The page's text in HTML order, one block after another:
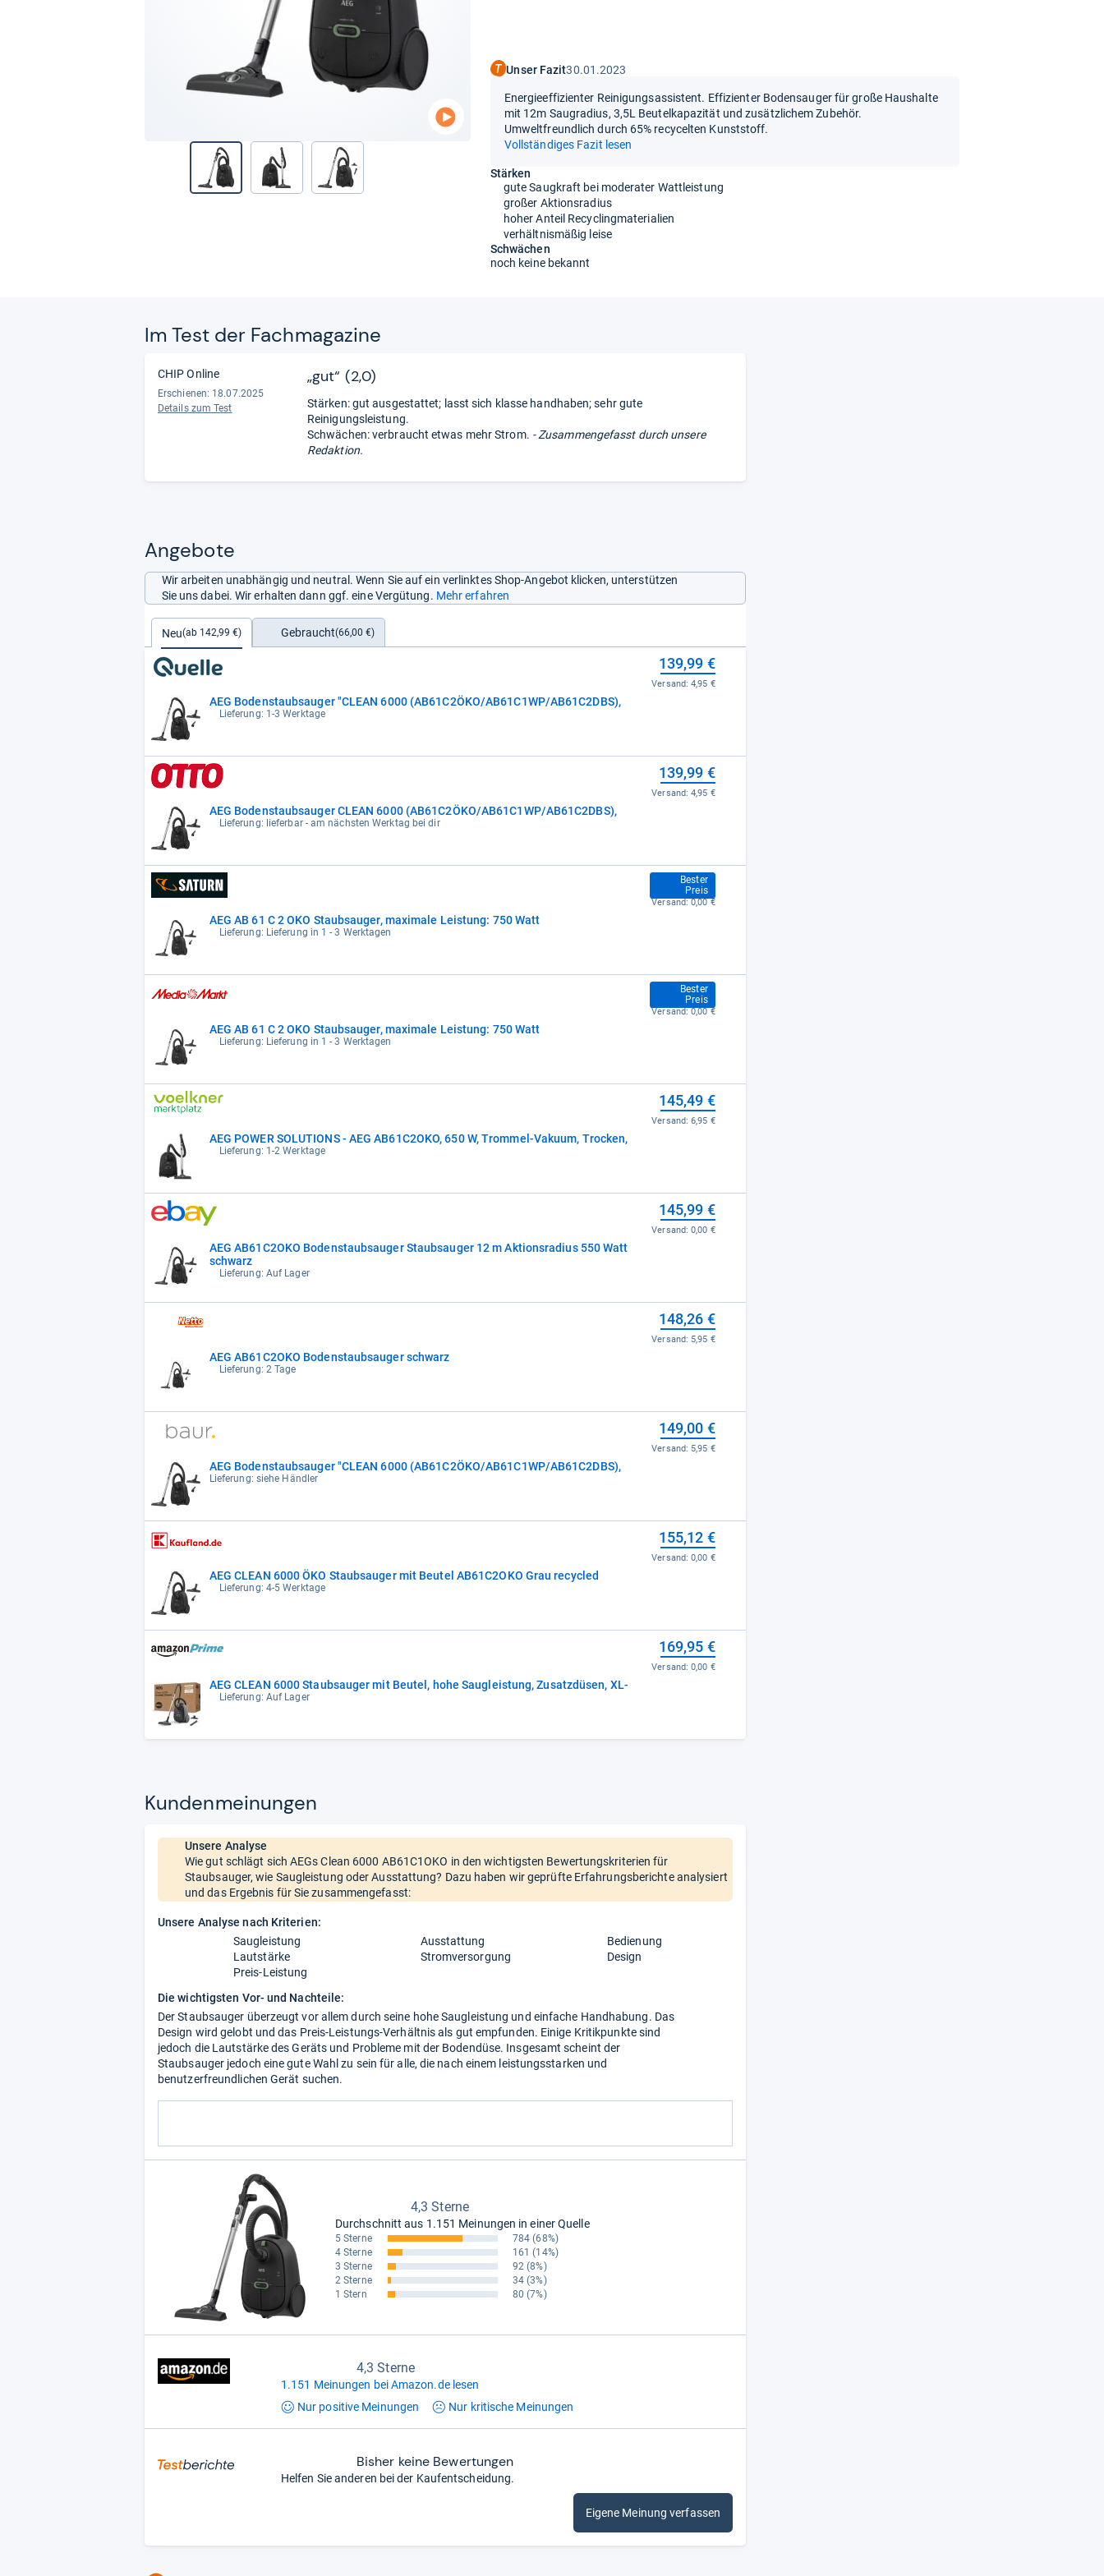
Unser Fazit30.01.2023
Energieeffizienter Reinigungsassistent. Effizienter Bodensauger für große Haushalte
mit 12m Saugradius, 3,5L Beutelkapazität und zusätzlichem Zubehör.
Umweltfreundlich durch 65% recycelten Kunststoff.
Vollständiges Fazit lesen
Stärken
gute Saugkraft bei moderater Wattleistung
großer Aktionsradius
hoher Anteil Recyclingmaterialien
verhältnismäßig leise
Schwächen
noch keine bekannt
Im Test der Fach­ma­ga­zine
CHIP Online
Erschienen: 18.07.2025
Details zum Test
„gut“ (2,0)
Stärken: gut ausgestattet; lasst sich klasse handhaben; sehr gute
Reinigungsleistung.
Schwächen: verbraucht etwas mehr Strom. - Zusammengefasst durch unsere
Redaktion.
Angebote
Wir arbeiten unabhängig und neutral. Wenn Sie auf ein verlinktes Shop-Angebot klicken, unterstützen
Sie uns dabei. Wir erhalten dann ggf. eine Vergütung. Mehr erfahren
Neu(ab 142,99 €) Gebraucht(66,00 €)
AEG Bodenstaubsauger "CLEAN 6000 (AB61C2ÖKO/AB61C1WP/AB61C2DBS),
Lieferung: 1-3 Werktage
139,99 €
Versand:4,95 €
AEG Bodenstaubsauger CLEAN 6000 (AB61C2ÖKO/AB61C1WP/AB61C2DBS),
Lieferung: lieferbar - am nächsten Werktag bei dir
139,99 €
Versand:4,95 €
AEG AB 61 C 2 OKO Staubsauger, maximale Leistung: 750 Watt
Lieferung: Lieferung in 1 - 3 Werktagen
Bester
Preis
142,99 €
Versand:0,00 €
AEG AB 61 C 2 OKO Staubsauger, maximale Leistung: 750 Watt
Lieferung: Lieferung in 1 - 3 Werktagen
Bester
Preis
142,99 €
Versand:0,00 €
AEG POWER SOLUTIONS - AEG AB61C2OKO, 650 W, Trommel-Vakuum, Trocken,
Lieferung: 1-2 Werktage
145,49 €
Versand:6,95 €
AEG AB61C2OKO Bodenstaubsauger Staubsauger 12 m Aktionsradius 550 Watt
schwarz
Lieferung: Auf Lager
145,99 €
Versand:0,00 €
AEG AB61C2OKO Bodenstaubsauger schwarz
Lieferung: 2 Tage
148,26 €
Versand: 5,95 €
AEG Bodenstaubsauger "CLEAN 6000 (AB61C2ÖKO/AB61C1WP/AB61C2DBS),
Lieferung: siehe Händler
149,00 €
Versand: 5,95 €
AEG CLEAN 6000 ÖKO Staubsauger mit Beutel AB61C2OKO Grau recycled
Lieferung: 4-5 Werktage
155,12 €
Versand:0,00 €
AEG CLEAN 6000 Staubsauger mit Beutel, hohe Saugleistung, Zusatzdüsen, XL-
Lieferung: Auf Lager
169,95 €
Versand:0,00 €
Kun­den­mei­nun­gen
Unsere Analyse
Wie gut schlägt sich AEGs Clean 6000 AB61C1OKO in den wichtigsten Bewertungskriterien für
Staubsauger, wie Saugleistung oder Ausstattung? Dazu haben wir geprüfte Erfahrungsberichte analysiert
und das Ergebnis für Sie zusammengefasst:
Unsere Analyse nach Kriterien:
Saugleistung
Ausstattung
Bedienung
Lautstärke
Stromversorgung
Design
Preis-Leistung
Die wichtigsten Vor- und Nachteile:
Der Staubsauger überzeugt vor allem durch seine hohe Saugleistung und einfache Handhabung. Das
Design wird gelobt und das Preis-Leistungs-Verhältnis als gut empfunden. Einige Kritikpunkte sind
jedoch die Lautstärke des Geräts und Probleme mit der Bodendüse. Insgesamt scheint der
Staubsauger jedoch eine gute Wahl zu sein für alle, die nach einem leistungsstarken und
benutzerfreundlichen Gerät suchen.
4,3 Sterne
Durchschnitt aus 1.151 Meinungen in einer Quelle
5 Sterne 784 (68%)
4 Sterne
161 (14%)
3 Sterne
92 (8%)
2 Sterne
34 (3%)
1 Stern
80 (7%)
4,3 Sterne
1.151 Meinungen bei Amazon.de lesen
Nur positive Meinungen Nur kritische Meinungen
Bisher keine Bewertungen
Helfen Sie anderen bei der Kaufentscheidung.
Eigene Meinung verfassen